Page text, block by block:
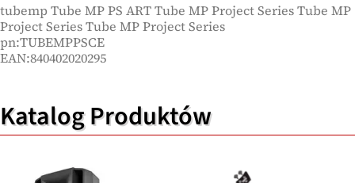
tubemp Tube MP PS ART Tube MP Project Series Tube MP
Project Series Tube MP Project Series
pn:TUBEMPPSCE
EAN:840402020295
Katalog Produktów